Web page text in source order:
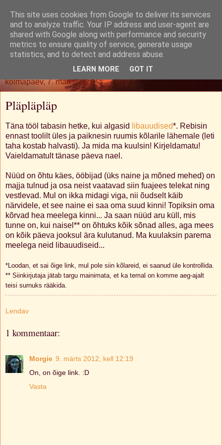
Oh. Jah. Muidugi.
kolmapäev, 7. märts 2012
Pläpläpläp
Täna tööl tabasin hetke, kui algasid libauudised*. Rebisin
ennast toolilt üles ja paiknesin ruumis kõlarile lähemale (leti
taha kostab halvasti). Ja mida ma kuulsin! Kirjeldamatu!
Vaieldamatult tänase päeva nael.
Nüüd on õhtu käes, ööbijad (üks naine ja mõned mehed) on
majja tulnud ja osa neist vaatavad siin fuajees telekat ning
vestlevad. Mul on ikka midagi viga, nii õudselt käib
närvidele, et see naine ei saa oma suud kinni! Topiksin oma
kõrvad hea meelega kinni... Ja saan nüüd aru küll, mis
tunne on, kui naisel** on õhtuks kõik sõnad alles, aga mees
on kõik päeva jooksul ära kulutanud. Ma kuulaksin parema
meelega neid libauudiseid...
*Loodan, et sai õige link, mul pole siin kõlareid, ei saanud üle kontrollida.
** Siinkirjutaja jätab targu mainimata, et ka temal on komme aeg-ajalt
teisi surnuks rääkida.
Lendav
1 kommentaar:
Morgie 9. märts 2012, kell 12:19
On, on õige link. :D
Vasta
This site uses cookies from Google to deliver its services
and to analyze traffic. Your IP address and user-agent are
shared with Google along with performance and security
metrics to ensure quality of service, generate usage
statistics, and to detect and address abuse.
LEARN MORE GOT IT